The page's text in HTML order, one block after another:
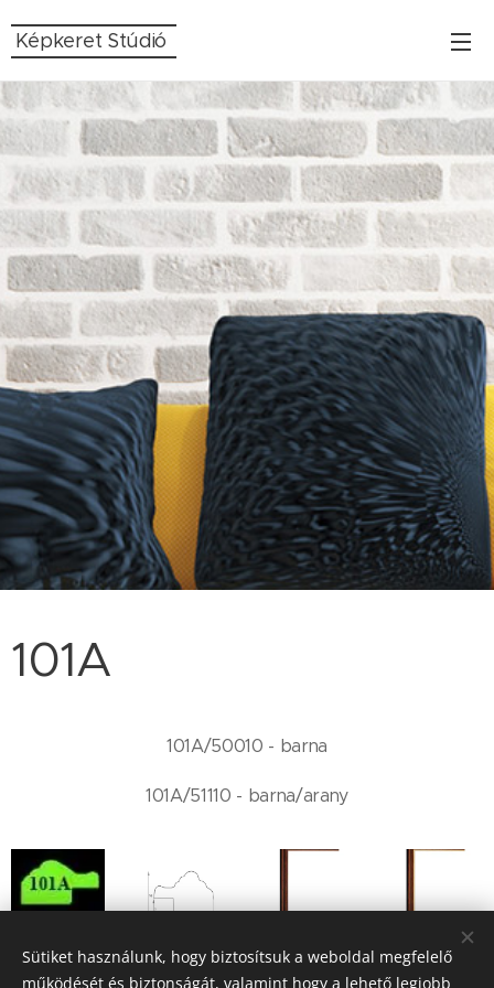
Képkeret Stúdió
101A
101A/50010 - barna
101A/51110 - barna/arany
Sütiket használunk, hogy biztosítsuk a weboldal megfelelő
működését és biztonságát, valamint hogy a lehető legjobb